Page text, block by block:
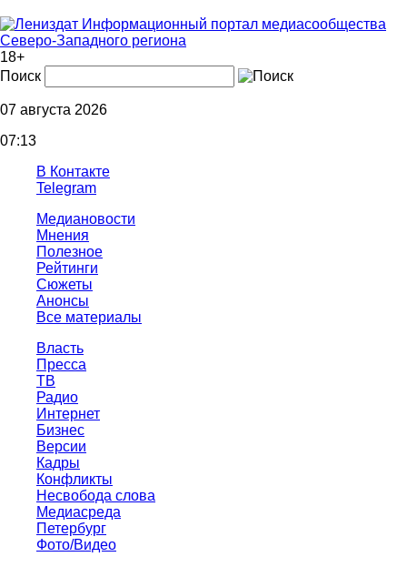
Информационный портал медиасообщества
Северо-Западного региона
18+
Поиск
07 августа 2026
07:13
В Контакте
Telegram
Медиановости
Мнения
Полезное
Рейтинги
Сюжеты
Анонсы
Все материалы
Власть
Пресса
ТВ
Радио
Интернет
Бизнес
Версии
Кадры
Конфликты
Несвобода слова
Медиасреда
Петербург
Фото/Видео